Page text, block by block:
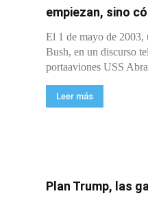
empiezan, sino
El 1 de mayo de 2003,
Bush, en un discurso
portaaviones USS
Leer más
Plan Trump, las